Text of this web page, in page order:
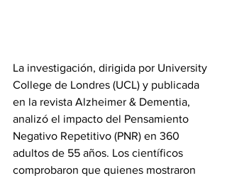
La investigación, dirigida por University
College de Londres (UCL) y publicada
en la revista Alzheimer & Dementia,
analizó el impacto del Pensamiento
Negativo Repetitivo (PNR) en 360
adultos de 55 años. Los científicos
comprobaron que quienes mostraron